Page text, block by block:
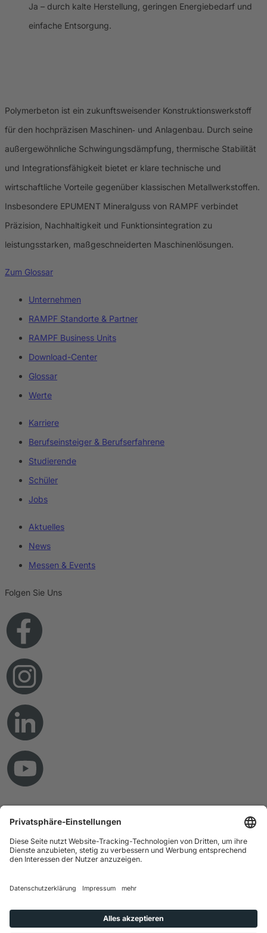
Ja – durch kalte Herstellung, geringen Energiebedarf und
einfache Entsorgung.
Polymerbeton ist ein zukunftsweisender Konstruktionswerkstoff
für den hochpräzisen Maschinen‑ und Anlagenbau. Durch seine
außergewöhnliche Schwingungsdämpfung, thermische Stabilität
und Integrationsfähigkeit bietet er klare technische und
wirtschaftliche Vorteile gegenüber klassischen Metallwerkstoffen.
Insbesondere EPUMENT Mineralguss von RAMPF verbindet
Präzision, Nachhaltigkeit und Funktionsintegration zu
leistungsstarken, maßgeschneiderten Maschinenlösungen.
Zum Glossar
Unternehmen
RAMPF Standorte & Partner
RAMPF Business Units
Download-Center
Glossar
Werte
Karriere
Berufseinsteiger & Berufserfahrene
Studierende
Schüler
Jobs
Aktuelles
News
Messen & Events
Folgen Sie Uns
Impressum
Datenschutz
Hinweisgebersystem